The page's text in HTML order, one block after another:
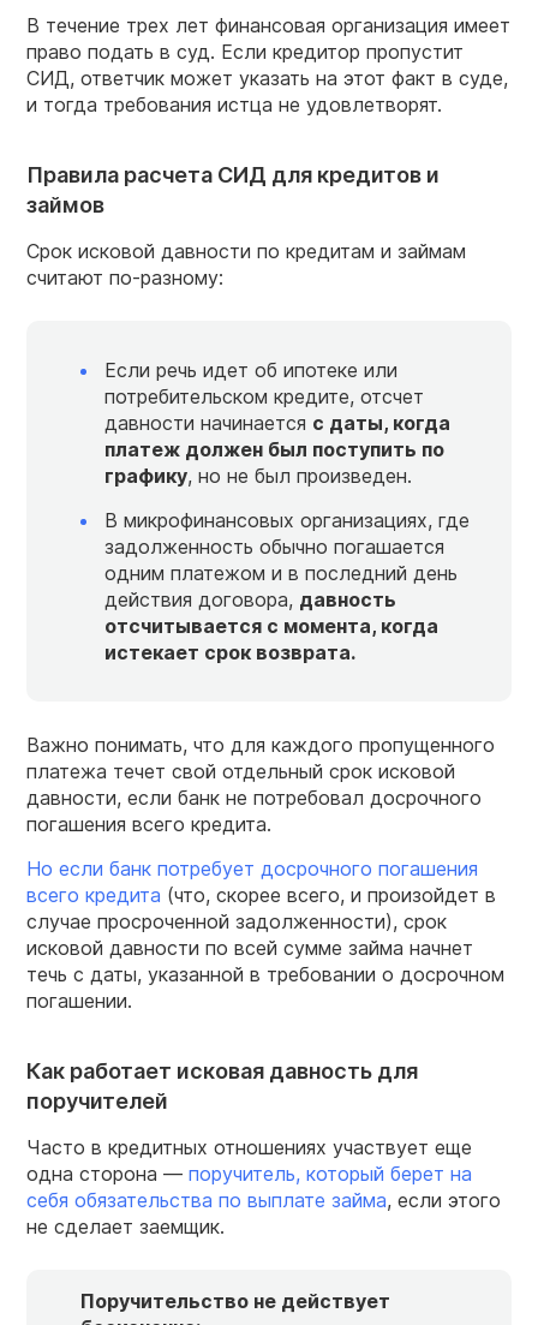
В течение трех лет финансовая организация имеет
право подать в суд. Если кредитор пропустит
СИД, ответчик может указать на этот факт в суде,
и тогда требования истца не удовлетворят.
Правила расчета СИД для кредитов и
займов
Срок исковой давности по кредитам и займам
считают по-разному:
Если речь идет об ипотеке или
потребительском кредите, отсчет
давности начинается с даты, когда
платеж должен был поступить по
графику, но не был произведен.
В микрофинансовых организациях, где
задолженность обычно погашается
одним платежом и в последний день
действия договора, давность
отсчитывается с момента, когда
истекает срок возврата.
Важно понимать, что для каждого пропущенного
платежа течет свой отдельный срок исковой
давности, если банк не потребовал досрочного
погашения всего кредита.
Но если банк потребует досрочного погашения
всего кредита (что, скорее всего, и произойдет в
случае просроченной задолженности), срок
исковой давности по всей сумме займа начнет
течь с даты, указанной в требовании о досрочном
погашении.
Как работает исковая давность для
поручителей
Часто в кредитных отношениях участвует еще
одна сторона — поручитель, который берет на
себя обязательства по выплате займа, если этого
не сделает заемщик.
Поручительство не действует